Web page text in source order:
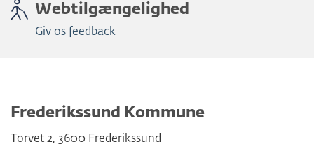
Webtilgængelighed
Giv os feedback
Frederikssund Kommune
Torvet 2, 3600 Frederikssund